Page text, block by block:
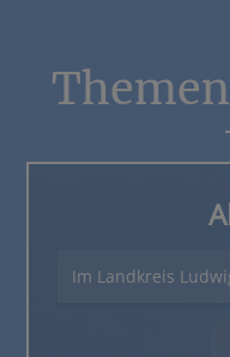
Im Landkreis